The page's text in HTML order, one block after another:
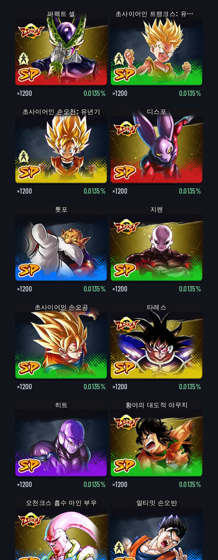
퍼펙트 셀
×1200 0.0135%
초사이어인 트랭크스: 유년기
×1200 0.0135%
초사이어인 손오천: 유년기
×1200 0.0135%
디스포
×1200 0.0135%
톳포
×1200 0.0135%
지렌
×1200 0.0135%
초사이어인 손오공
×1200 0.0135%
타레스
×1200 0.0135%
히트
×1200 0.0135%
황야의 대도적 야무치
×1200 0.0135%
오천크스 흡수 마인 부우 얼티밋 손오반